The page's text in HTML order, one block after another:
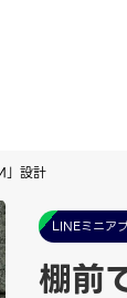
」設計
LINEミニア
棚前